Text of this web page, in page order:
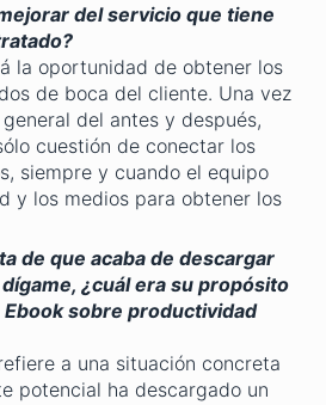
del servicio que tiene
la oportunidad de obtener los
de boca del cliente. Una vez
del antes y después,
cuestión de conectar los
siempre y cuando el equipo
y los medios para obtener los
de que acaba de descargar
¿cuál era su propósito
sobre productividad
a una situación concreta
potencial ha descargado un